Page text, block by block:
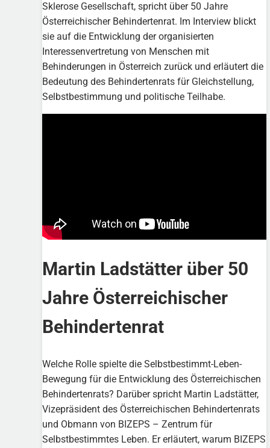
Sklerose Gesellschaft, spricht über 50 Jahre
Österreichischer Behindertenrat. Im Interview blickt
sie auf die Entwicklung der organisierten
Interessenvertretung von Menschen mit
Behinderungen in Österreich zurück und erläutert die
Bedeutung des Behindertenrats für Gleichstellung,
Selbstbestimmung und politische Teilhabe.
Martin Ladstätter über 50
Jahre Österreichischer
Behindertenrat
Welche Rolle spielte die Selbstbestimmt-Leben-
Bewegung für die Entwicklung des Österreichischen
Behindertenrats? Darüber spricht Martin Ladstätter,
Vizepräsident des Österreichischen Behindertenrats
und Obmann von BIZEPS – Zentrum für
Selbstbestimmtes Leben. Er erläutert, warum BIZEPS